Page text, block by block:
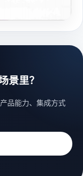
景里？
品能力、集成方式